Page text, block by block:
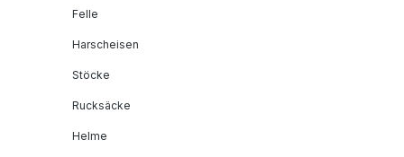
Felle
Harscheisen
Stöcke
Rucksäcke
Helme